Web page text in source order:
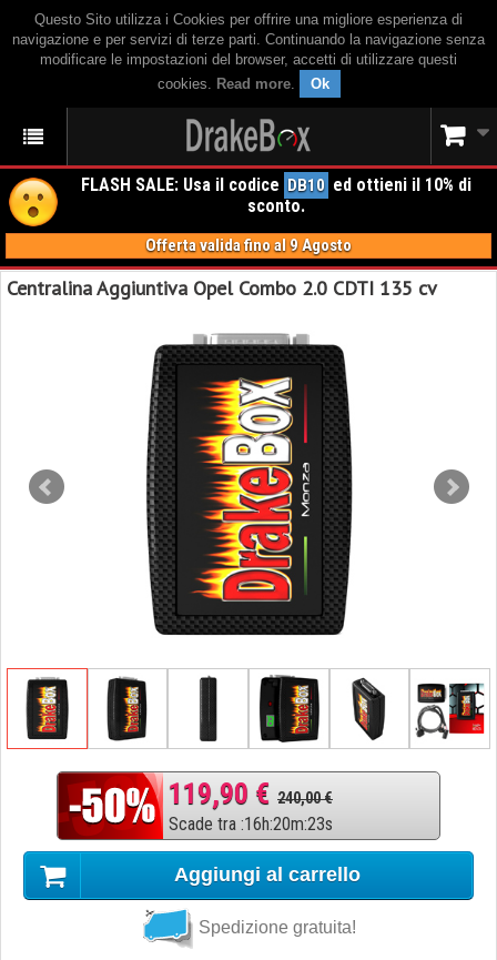
Questo Sito utilizza i Cookies per offrire una migliore esperienza di
navigazione e per servizi di terze parti. Continuando la navigazione senza
modificare le impostazioni del browser, accetti di utilizzare questi
cookies. Read more. Ok
FLASH SALE: Usa il codice DB10 ed ottieni il 10% di
sconto.
Offerta valida fino al 9 Agosto
Centralina Aggiuntiva Opel Combo 2.0 CDTI 135 cv
119,90 € 240,00 €
Scade tra :16h:20m:22s
Aggiungi al carrello
Spedizione gratuita!